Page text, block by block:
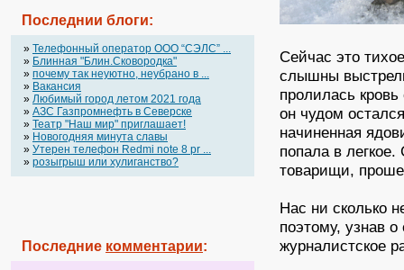
Последнии блоги:
» Телефонный оператор OOO “СЭЛС” ...
» Блинная "Блин.Сковородка"
» почему так неуютно, неубрано в ...
» Вакансия
» Любимый город летом 2021 года
» АЗС Газпромнефть в Северске
» Театр "Наш мир" приглашает!
» Новогодняя минута славы
» Утерен телефон Redmi note 8 pr ...
» розыгрыш или хулиганство?
Последние комментарии:
Сейчас это
слышны
пролилась
он чудом
начиненная
попала в
товарищи,
Нас ни сколько
поэтому, узнав
журналистское